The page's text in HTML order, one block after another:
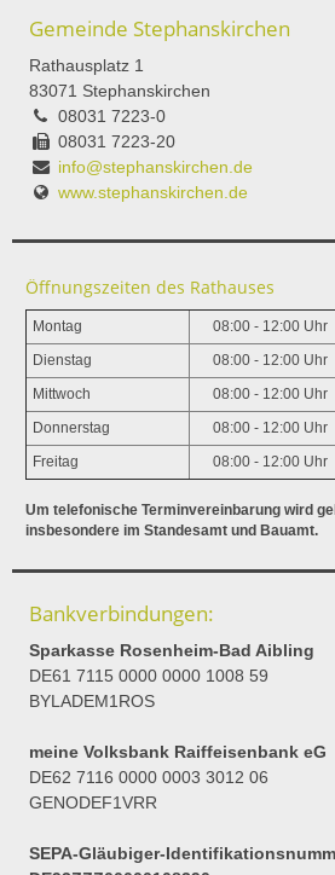
Gemeinde Stephanskirchen
Rathausplatz 1
83071 Stephanskirchen
08031 7223-0
08031 7223-20
info@stephanskirchen.de
www.stephanskirchen.de
Öffnungszeiten des Rathauses
Montag 08:00 - 12:00 Uhr
Dienstag 08:00 - 12:00 Uhr
Mittwoch 08:00 - 12:00 Uhr
Donnerstag 08:00 - 12:00 Uhr
Freitag 08:00 - 12:00 Uhr
Um telefonische Terminvereinbarung wird
insbesondere im Standesamt und Bauamt.
Bankverbindungen:
Sparkasse Rosenheim-Bad Aibling
DE61 7115 0000 0000 1008 59
BYLADEM1ROS
meine Volksbank Raiffeisenbank eG
DE62 7116 0000 0003 3012 06
GENODEF1VRR
SEPA-Gläubiger-